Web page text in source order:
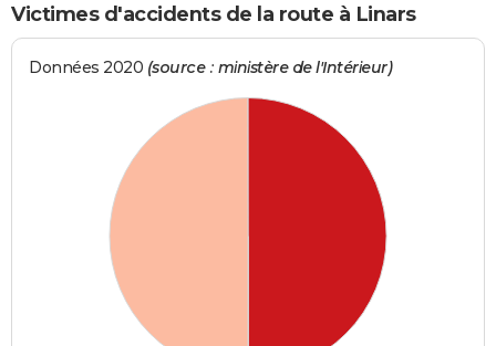
Victimes d'accidents de la route à Linars
Données 2020 (source : ministère de l'Intérieur)